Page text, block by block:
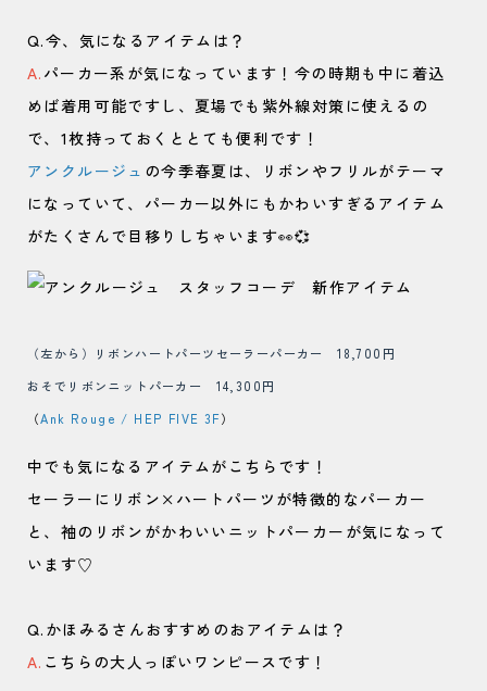
Q.今、気になるアイテムは？
A. パーカー系が気になっています！今の時期も中に着込
めば着用可能ですし、夏場でも紫外線対策に使えるの
で、1枚持っておくととても便利です！
アンクルージュ の今季春夏は、リボンやフリルがテーマ
になっていて、パーカー以外にもかわいすぎるアイテム
がたくさんで目移りしちゃいます👀💞
（左から）リボンハートパーツセーラーパーカー 18,700円
おそでリボンニットパーカー 14,300円
（Ank Rouge / HEP FIVE 3F）
中でも気になるアイテムがこちらです！
セーラーにリボン×ハートパーツが特徴的なパーカー
と、袖のリボンがかわいいニットパーカーが気になって
います♡
Q.かほみるさんおすすめのおアイテムは？
A. こちらの大人っぽいワンピースです！